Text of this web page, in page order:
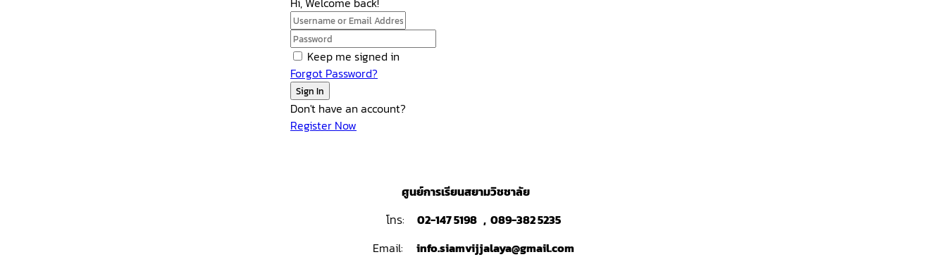
Keep me signed in
Forgot Password?
Sign In
Don't have an account?
Register Now
ศูนย์การเรียนสยามวิชชาลัย
โทร:
02-147 5198 , 089-382 5235
Email:
info.siamvijjalaya@gmail.com